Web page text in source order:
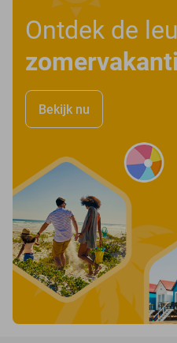
Ontdek de
Bekijk nu